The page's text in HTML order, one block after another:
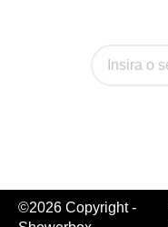
©2026 Copyright -